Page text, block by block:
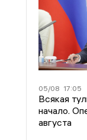
05/08 17:05
Всякая
начало.
августа